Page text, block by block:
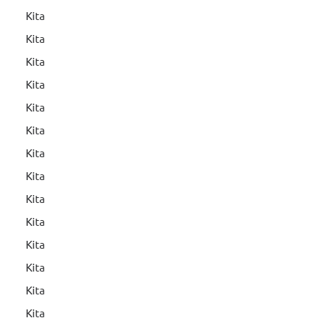
Kita
Kita
Kita
Kita
Kita
Kita
Kita
Kita
Kita
Kita
Kita
Kita
Kita
Kita